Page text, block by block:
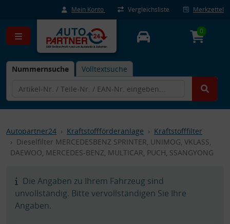
Mein Konto Vergleichsliste Merkzettel
Nummernsuche Volltextsuche
0
Autopartner24 Kraftstoffförderanlage
Kraftstofffilter
Dieselfilter MERCEDESBENZ SPRINTER, UNIMOG, VKLASS,
DAEWOO, MERCEDES-BENZ, MULTICAR, PUCH, SSANGYONG
Die Angaben zu Ihrem Fahrzeug sind
unvollständig. Bitte vervollständigen Sie Ihre
Angaben.